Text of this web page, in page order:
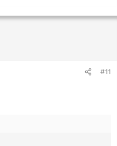
auswählen und die
bösartiger Adressen
#11